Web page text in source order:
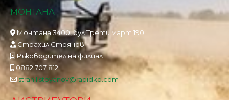
МОНТАНА
Монтана 3400, бул.Трети март 190
Страхил Стоянов
Ръководител на филиал
0882 707 812
strahil.stoyanov@rapidkb.com